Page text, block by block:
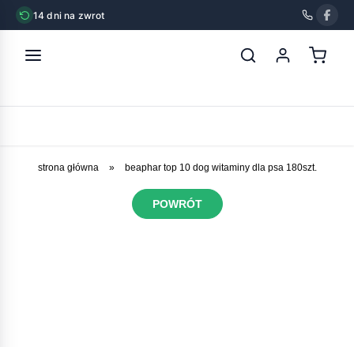
14 dni na zwrot
strona główna » beaphar top 10 dog witaminy dla psa 180szt.
POWRÓT